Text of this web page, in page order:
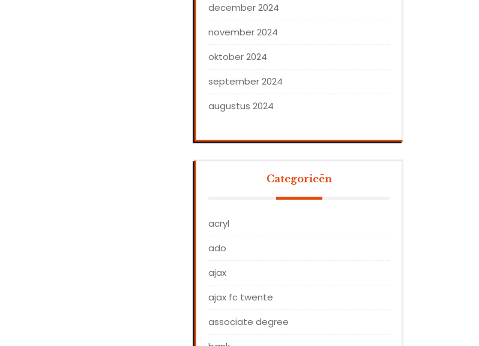
december 2024
november 2024
oktober 2024
september 2024
augustus 2024
Categorieën
acryl
ado
ajax
ajax fc twente
associate degree